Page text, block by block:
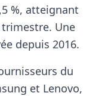
%, atteignant
Une
depuis 2016.
du
et Lenovo,